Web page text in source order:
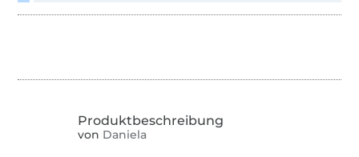
von Daniela